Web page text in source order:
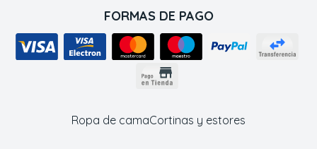
FORMAS DE PAGO
Ropa de camaCortinas y estores